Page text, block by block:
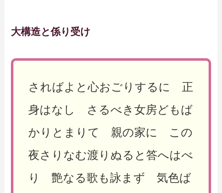
大構造と係り受け
さればよと心おごりするに 正
身はなし さるべき女房どもば
かりとまりて 親の家に この
夜さりなむ渡りぬると答へはべ
り 艶なる歌も詠まず 気色ば